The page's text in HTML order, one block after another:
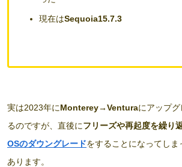
現在はSequoia15.7.3
実は2023年にMonterey→Venturaにアップ
るのですが、直後にフリーズや再起度を繰り
OSのダウングレードをすることになってし
あります。